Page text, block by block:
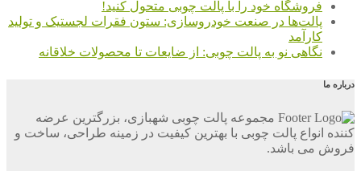
فروشگاه خود را با پالت چوبی متحول کنید!
پالت‌ها در صنعت خودروسازی: ستون فقرات لجستیک و تولید
کارآمد
نگاهی نو به پالت چوبی: از ضایعات تا محصولات خلاقانه
درباره ما
مجموعه پالت چوبی شهبازی، بزرگترین عرضه
کننده انواع پالت چوبی با بهترین کیفیت در زمینه طراحی، ساخت و
فروش می باشد.